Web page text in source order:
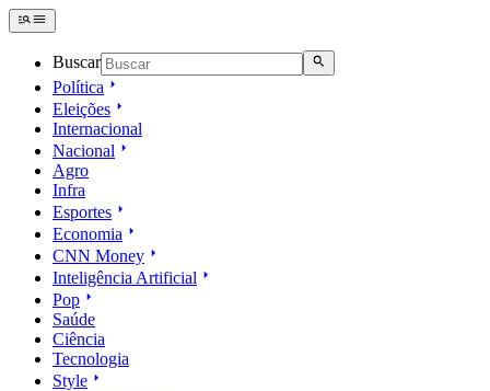
Buscar
Política
Eleições
Internacional
Nacional
Agro
Infra
Esportes
Economia
CNN Money
Inteligência Artificial
Pop
Saúde
Ciência
Tecnologia
Style